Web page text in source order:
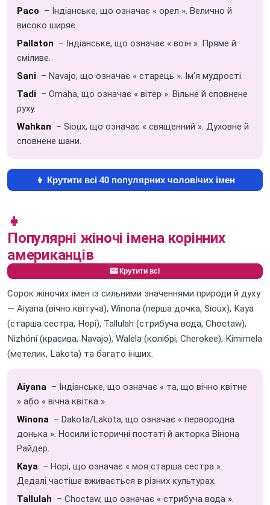
Paco – Індіанське, що означає « орел ». Велично й
високо ширяє.
Pallaton – Індіанське, що означає « воїн ». Пряме й
сміливе.
Sani – Navajo, що означає « старець ». Ім'я мудрості.
Tadi – Omaha, що означає « вітер ». Вільне й сповнене
руху.
Wahkan – Sioux, що означає « священний ». Духовне й
сповнене шани.
👦 Крутити всі 40 популярних чоловічих імен
👧
Популярні жіночі імена корінних
американців
🎰 Крутити всі
Сорок жіночих імен із сильними значеннями природи й духу
— Aiyana (вічно квітуча), Winona (перша дочка, Sioux), Kaya
(старша сестра, Hopi), Tallulah (стрибуча вода, Choctaw),
Nizhóní (красива, Navajo), Walela (колібрі, Cherokee), Kimimela
(метелик, Lakota) та багато інших.
Aiyana – Індіанське, що означає « та, що вічно квітне
» або « вічна квітка ».
Winona – Dakota/Lakota, що означає « первородна
донька ». Носили історичні постаті й акторка Вінона
Райдер.
Kaya – Hopi, що означає « моя старша сестра ».
Дедалі частіше вживається в різних культурах.
Tallulah – Choctaw, що означає « стрибуча вода ».